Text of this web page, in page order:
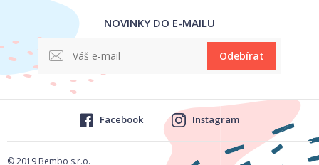
NOVINKY DO E-MAILU
Odebírat
© 2019 Bembo s.r.o.
Facebook Instagram